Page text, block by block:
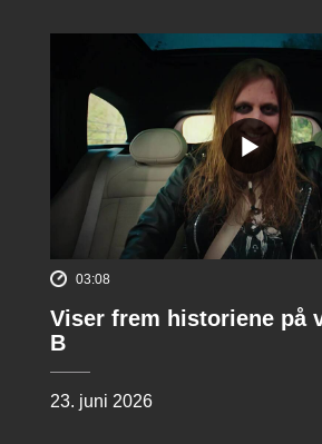
03:08
Viser frem historiene på
B
23. juni 2026